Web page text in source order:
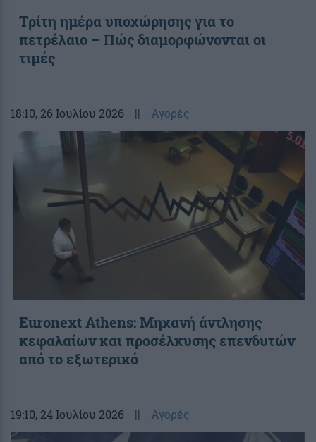
Τρίτη ημέρα υποχώρησης για το
πετρέλαιο – Πώς διαμορφώνονται οι
τιμές
18:10, 26 Ιουλίου 2026 || Αγορές
Euronext Athens: Μηχανή άντλησης
κεφαλαίων και προσέλκυσης επενδυτών
από το εξωτερικό
19:10, 24 Ιουλίου 2026 || Αγορές